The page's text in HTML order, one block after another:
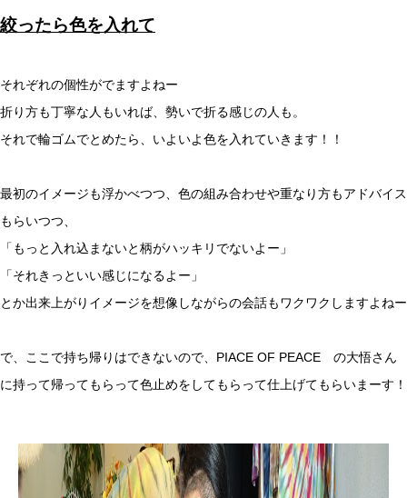
絞ったら色を入れて
それぞれの個性がでますよねー
折り方も丁寧な人もいれば、勢いで折る感じの人も。
それで輪ゴムでとめたら、いよいよ色を入れていきます！！
最初のイメージも浮かべつつ、色の組み合わせや重なり方もアドバイス
もらいつつ、
「もっと入れ込まないと柄がハッキリでないよー」
「それきっといい感じになるよー」
とか出来上がりイメージを想像しながらの会話もワクワクしますよねー
で、ここで持ち帰りはできないので、PIACE OF PEACE の大悟さん
に持って帰ってもらって色止めをしてもらって仕上げてもらいまーす！